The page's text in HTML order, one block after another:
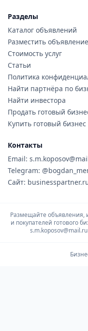
Разделы
Каталог объявлений
Разместить объявление
Стоимость услуг
Статьи
Политика
Найти партнёра по
Найти инвестора
Продать готовый
Купить готовый бизнес
Контакты
Email:
Telegram:
Сайт:
Размещайте объявления,
и покупателей готового